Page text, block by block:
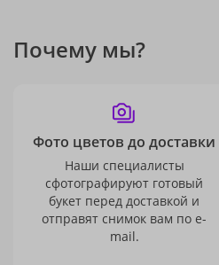
Почему мы?
Фото цветов до доставки
Наши специалисты
сфотографируют готовый
букет перед доставкой и
отправят снимок вам по e-
mail.